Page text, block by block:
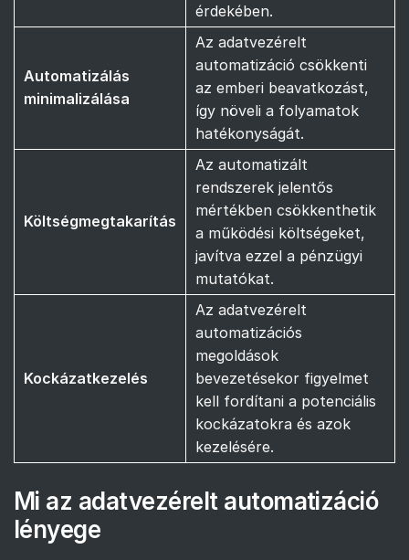
érdekében.
Automatizálás
minimalizálása
Az adatvezérelt
automatizáció csökkenti
az emberi beavatkozást,
így növeli a folyamatok
hatékonyságát.
Költségmegtakarítás
Az automatizált
rendszerek jelentős
mértékben csökkenthetik
a működési költségeket,
javítva ezzel a pénzügyi
mutatókat.
Kockázatkezelés
Az adatvezérelt
automatizációs
megoldások
bevezetésekor figyelmet
kell fordítani a potenciális
kockázatokra és azok
kezelésére.
Mi az adatvezérelt automatizáció
lényege